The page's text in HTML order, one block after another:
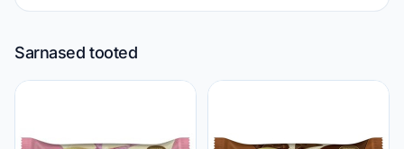
Sarnased tooted